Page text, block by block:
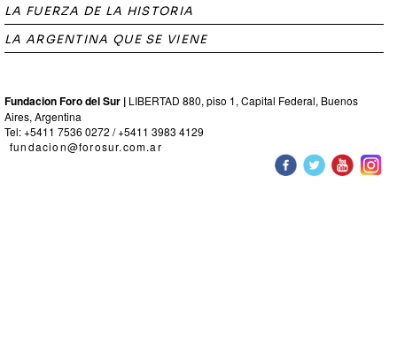
LA FUERZA DE LA HISTORIA
LA ARGENTINA QUE SE VIENE
Fundacion Foro del Sur | LIBERTAD 880, piso 1, Capital Federal, Buenos
Aires, Argentina
Tel: +5411 7536 0272 / +5411 3983 4129
fundacion@forosur.com.ar